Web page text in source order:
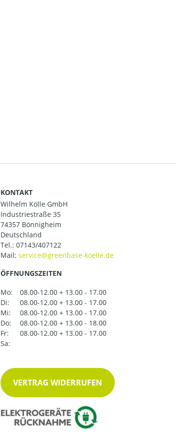
KONTAKT
Wilhelm Kölle GmbH
Industriestraße 35
74357 Bönnigheim
Deutschland
Tel.: 07143/407122
Mail:
ÖFFNUNGSZEITEN
Mo:
08.00-12.00 + 13.00 - 17.00
Di:
08.00-12.00 + 13.00 - 17.00
Mi:
08.00-12.00 + 13.00 - 17.00
Do:
08.00-12.00 + 13.00 - 18.00
Fr:
08.00-12.00 + 13.00 - 17.00
Sa:
VERTRAG WIDERRUFEN